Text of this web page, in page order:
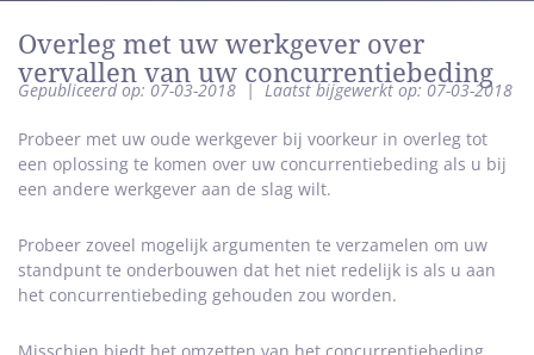
Overleg met uw werkgever over
vervallen van uw concurrentiebeding
Gepubliceerd op: 07-03-2018 |Laatst bijgewerkt op: 07-03-2018
Probeer met uw oude werkgever bij voorkeur in overleg tot
een oplossing te komen over uw concurrentiebeding als u bij
een andere werkgever aan de slag wilt.
Probeer zoveel mogelijk argumenten te verzamelen om uw
standpunt te onderbouwen dat het niet redelijk is als u aan
het concurrentiebeding gehouden zou worden.